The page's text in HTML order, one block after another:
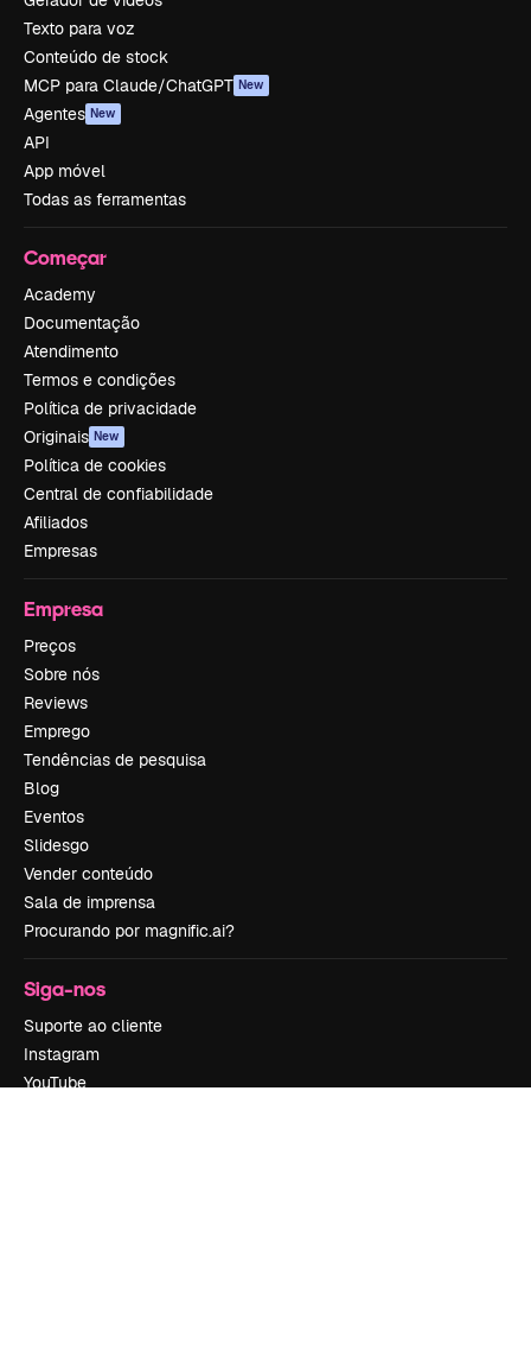
Texto para voz
Conteúdo de stock
MCP para Claude/ChatGPT New
Agentes New
API
App móvel
Todas as ferramentas
Começar
Academy
Documentação
Atendimento
Termos e condições
Política de privacidade
Originais New
Política de cookies
Central de confiabilidade
Afiliados
Empresas
Empresa
Preços
Sobre nós
Reviews
Emprego
Tendências de pesquisa
Blog
Eventos
Slidesgo
Vender conteúdo
Sala de imprensa
Procurando por magnific.ai?
Siga-nos
Suporte ao cliente
Instagram
YouTube